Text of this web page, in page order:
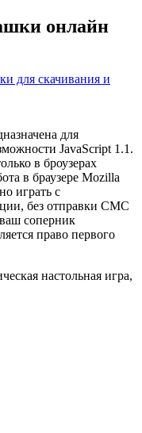
онлайн
для скачивания и
для
JavaScript 1.1.
в броузерах
в браузере Mozilla
играть с
без отправки СМС
соперник
право первого
настольная игра,